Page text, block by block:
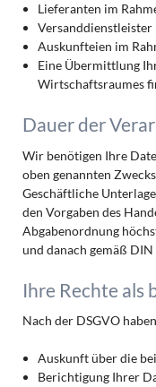
Lieferanten im
Versanddienstleister
Auskunfteien im
Eine Übermittlung
Wirtschaftsraumes
Dauer der
Wir benötigen Ihre
oben genannten
Geschäftliche
den Vorgaben des
Abgabenordnung
und danach gemäß
Ihre Rechte als
Nach der DSGVO
Auskunft über die
Berichtigung Ihrer